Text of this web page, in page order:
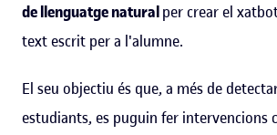
de llenguatge naturalper crear el
text escrit per a l'alumne.
El seu objectiu és que, a més de
estudiants, es puguin fer intervencions